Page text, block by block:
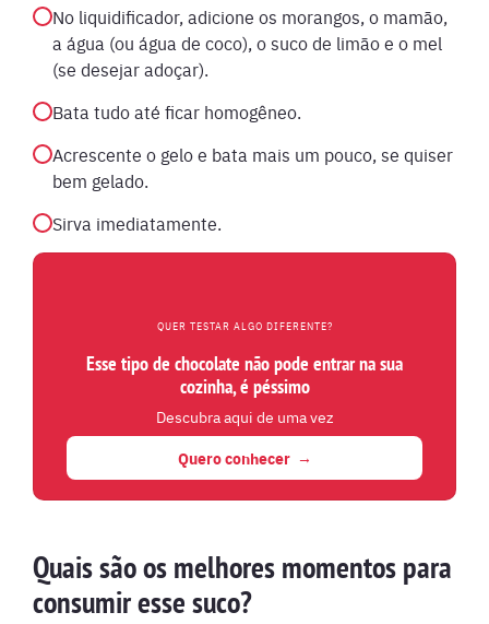
No liquidificador, adicione os morangos, o mamão,
a água (ou água de coco), o suco de limão e o mel
(se desejar adoçar).
Bata tudo até ficar homogêneo.
Acrescente o gelo e bata mais um pouco, se quiser
bem gelado.
Sirva imediatamente.
QUER TESTAR ALGO DIFERENTE?
Esse tipo de chocolate não pode entrar na sua
cozinha, é péssimo
Descubra aqui de uma vez
Quero conhecer
Quais são os melhores momentos para
consumir esse suco?